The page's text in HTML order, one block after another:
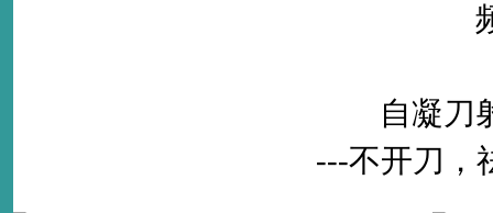
自凝刀
---不开刀，